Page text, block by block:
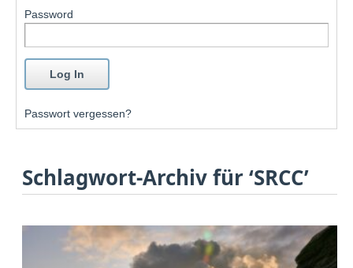
Password
Passwort vergessen?
Schlagwort-Archiv für ‘SRCC’